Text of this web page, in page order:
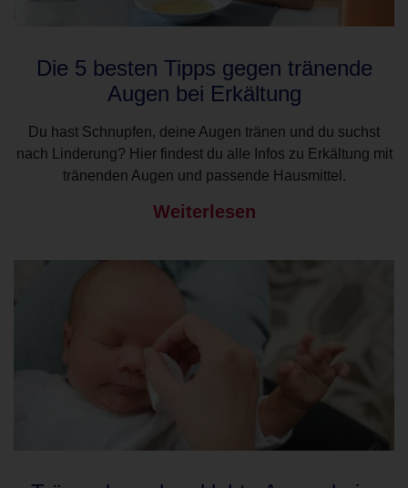
Die 5 besten Tipps gegen tränende
Augen bei Erkältung
Du hast Schnupfen, deine Augen tränen und du suchst
nach Linderung? Hier findest du alle Infos zu Erkältung mit
tränenden Augen und passende Hausmittel.
Weiterlesen